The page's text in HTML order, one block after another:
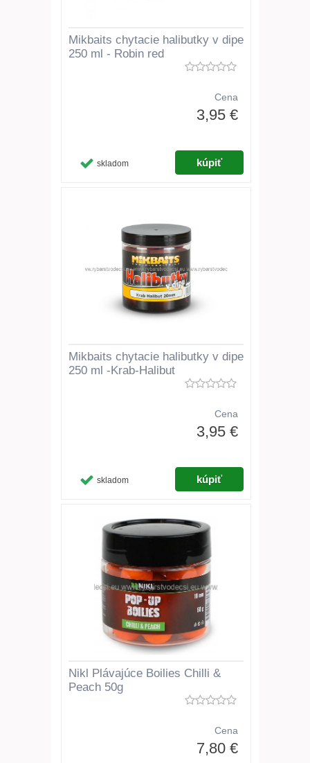
Mikbaits chytacie halibutky v dipe
250 ml - Robin red
Cena
3,95 €
skladom
Mikbaits chytacie halibutky v dipe
250 ml -Krab-Halibut
Cena
3,95 €
skladom
Nikl Plávajúce Boilies Chilli &
Peach 50g
Cena
7,80 €